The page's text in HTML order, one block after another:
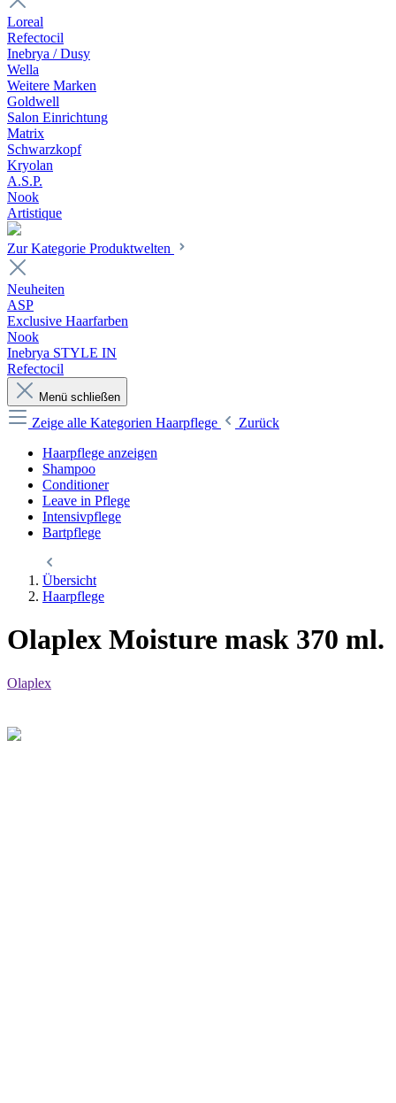
Loreal
Refectocil
Inebrya / Dusy
Wella
Weitere Marken
Goldwell
Salon Einrichtung
Matrix
Schwarzkopf
Kryolan
A.S.P.
Nook
Artistique
Zur Kategorie Produktwelten
Neuheiten
ASP
Exclusive Haarfarben
Nook
Inebrya STYLE IN
Refectocil
Menü schließen
Zeige alle Kategorien Haarpflege
Zurück
Haarpflege anzeigen
Shampoo
Conditioner
Leave in Pflege
Intensivpflege
Bartpflege
Übersicht
Haarpflege
Olaplex Moisture mask 370 ml.
Olaplex